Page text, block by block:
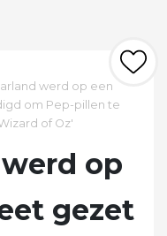
werd op een
om Pep-pillen te
of Oz'
op
gezet